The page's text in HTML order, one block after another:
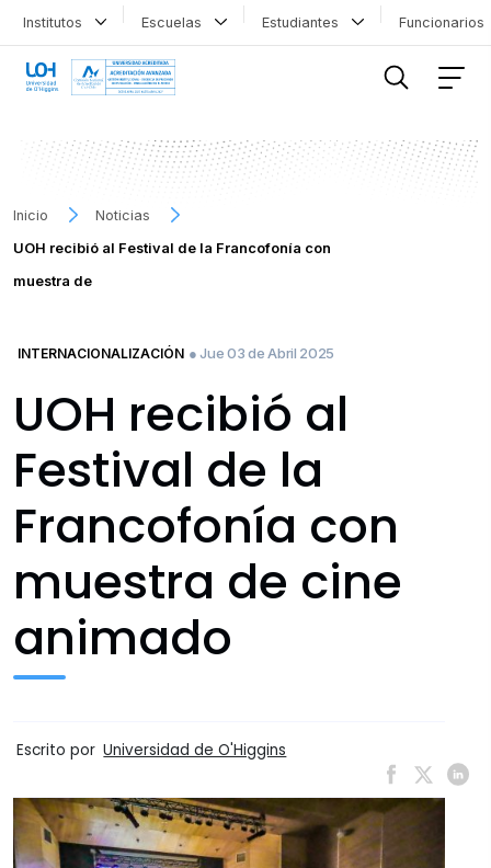
Institutos Escuelas Estudiantes
Inicio
Noticias
UOH recibió al Festival de la Francofonía con
muestra de
INTERNACIONALIZACIÓN ● Jue 03 de Abril 2025
UOH recibió al
Festival de la
Francofonía con
muestra de cine
animado
Escrito por Universidad de O'Higgins